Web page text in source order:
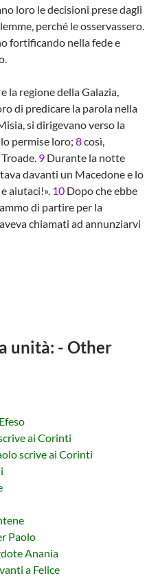
loro le decisioni prese dagli
perché le osservassero.
fortificando nella fede e
la regione della Galazia,
di predicare la parola nella
si dirigevano verso la
permise loro; 8così,
9 Durante la notte
davanti un Macedone e lo
aiutaci!». 10 Dopo che ebbe
di partire per la
chiamati ad annunziarvi
unità: - Other
ai Corinti
scrive ai Corinti
Paolo
Anania
a Felice